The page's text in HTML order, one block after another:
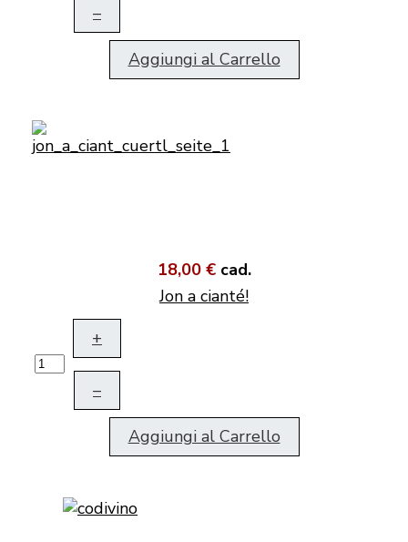
–
Aggiungi al Carrello
18,00 € cad.
Jon a cianté!
+
–
Aggiungi al Carrello